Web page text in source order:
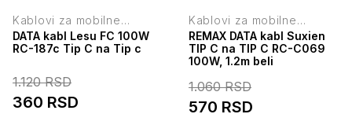
Kablovi za mobilne
telefone
DATA kabl Lesu FC 100W
RC-187c Tip C na Tip c
1.120RSD
360 RSD
Kablovi za mobilne
telefone
REMAX DATA kabl Suxien
TIP C na TIP C RC-C069
100W, 1.2m beli
1.060RSD
570 RSD